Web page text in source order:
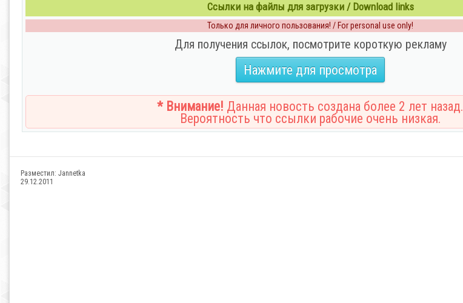
Ссылки на файлы для загрузки / Download links
Только для личного пользования! / For personal use only!
Для получения ссылок, посмотрите короткую рекламу
Нажмите для просмотра
* Внимание! Данная новость создана более 2 лет назад.
Вероятность что ссылки рабочие очень низкая.
Разместил: Jannetka
29.12.2011